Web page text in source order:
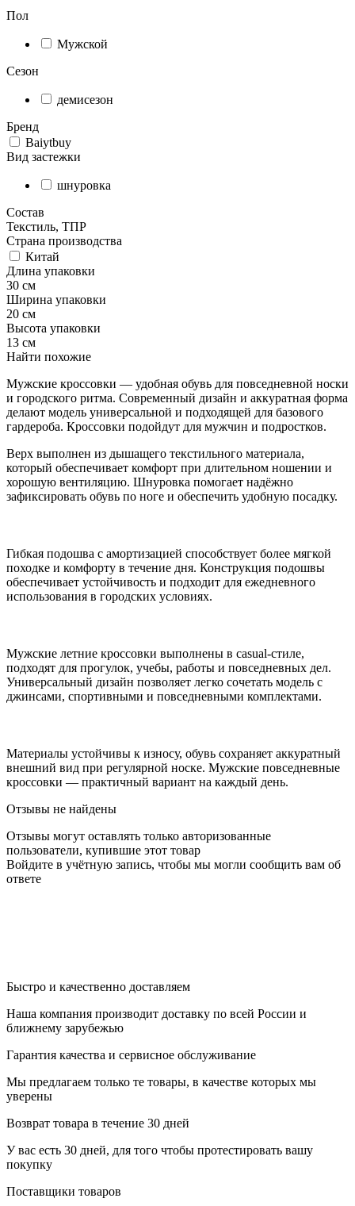
Пол
Мужской
Сезон
демисезон
Бренд
Baiytbuy
Вид застежки
шнуровка
Состав
Текстиль, ТПР
Страна производства
Китай
Длина упаковки
30 см
Ширина упаковки
20 см
Высота упаковки
13 см
Найти похожие
Мужские кроссовки — удобная обувь для повседневной носки
и городского ритма. Современный дизайн и аккуратная форма
делают модель универсальной и подходящей для базового
гардероба. Кроссовки подойдут для мужчин и подростков.
Верх выполнен из дышащего текстильного материала,
который обеспечивает комфорт при длительном ношении и
хорошую вентиляцию. Шнуровка помогает надёжно
зафиксировать обувь по ноге и обеспечить удобную посадку.
Гибкая подошва с амортизацией способствует более мягкой
походке и комфорту в течение дня. Конструкция подошвы
обеспечивает устойчивость и подходит для ежедневного
использования в городских условиях.
Мужские летние кроссовки выполнены в casual-стиле,
подходят для прогулок, учебы, работы и повседневных дел.
Универсальный дизайн позволяет легко сочетать модель с
джинсами, спортивными и повседневными комплектами.
Материалы устойчивы к износу, обувь сохраняет аккуратный
внешний вид при регулярной носке. Мужские повседневные
кроссовки — практичный вариант на каждый день.
Отзывы не найдены
Отзывы могут оставлять только авторизованные
пользователи, купившие этот товар
Войдите в учётную запись, чтобы мы могли сообщить вам об
ответе
Быстро и качественно доставляем
Наша компания производит доставку по всей России и
ближнему зарубежью
Гарантия качества и сервисное обслуживание
Мы предлагаем только те товары, в качестве которых мы
уверены
Возврат товара в течение 30 дней
У вас есть 30 дней, для того чтобы протестировать вашу
покупку
Поставщики товаров